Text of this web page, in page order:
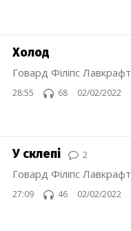
Холод
Говард Філіпс Лавкрафт
28:55 68 02/02/2022
У склепі 2
Говард Філіпс Лавкрафт
27:09 46 02/02/2022